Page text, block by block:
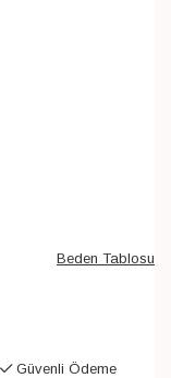
Beden Tablosu
Güvenli Ödeme